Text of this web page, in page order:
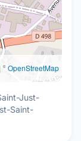
©OpenStreetMap
Just-
Saint-